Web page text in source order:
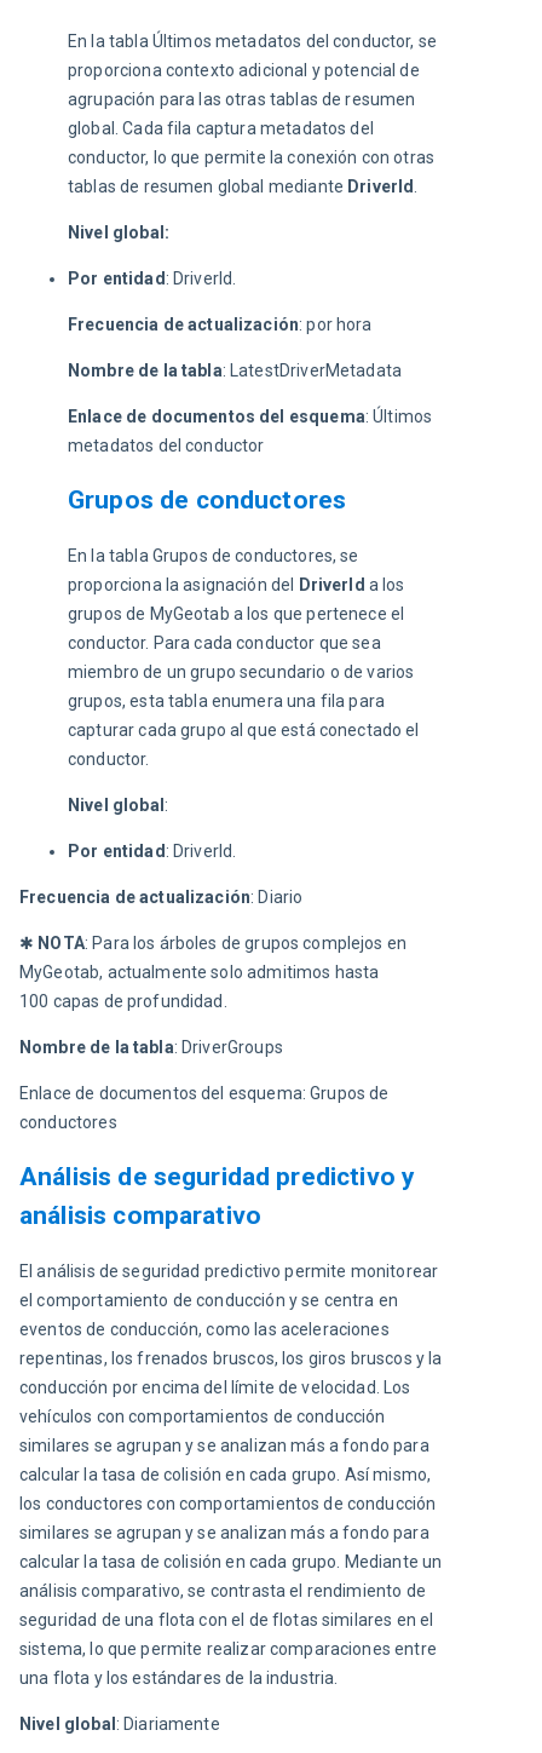
En la tabla Últimos metadatos del conductor, se
proporciona contexto adicional y potencial de
agrupación para las otras tablas de resumen
global. Cada fila captura metadatos del
conductor, lo que permite la conexión con otras
tablas de resumen global mediante DriverId
Nivel global:
Por entidad : DriverId.
Frecuencia de actualización: por hora
Nombre de la tabla: LatestDriverMetadata
Enlace de documentos del esquema: Últimos
metadatos del conductor
Grupos de conductores
En la tabla Grupos de conductores, se
proporciona la asignación del
DriverId a los
grupos de MyGeotab a los que pertenece el
conductor. Para cada conductor que sea
miembro de un grupo secundario o de varios
grupos, esta tabla enumera una fila para
capturar cada grupo al que está conectado el
conductor.
Nivel global :
Por entidad : DriverId.
Frecuencia de actualización: Diario
✱ NOTA: Para los árboles de grupos complejos en
MyGeotab, actualmente solo admitimos hasta
100 capas de profundidad.
Nombre de la tabla: DriverGroups
Enlace de documentos del esquema: Grupos de
conductores
Análisis de seguridad predictivo y
análisis comparativo
El análisis de seguridad predictivo permite monitorear
el comportamiento de conducción y se centra en
eventos de conducción, como las aceleraciones
repentinas, los frenados bruscos, los giros bruscos y la
conducción por encima del límite de velocidad. Los
vehículos con comportamientos de conducción
similares se agrupan y se analizan más a fondo para
calcular la tasa de colisión en cada grupo. Así mismo,
los conductores con comportamientos de conducción
similares se agrupan y se analizan más a fondo para
calcular la tasa de colisión en cada grupo. Mediante un
análisis comparativo, se contrasta el rendimiento de
seguridad de una flota con el de flotas similares en el
sistema, lo que permite realizar comparaciones entre
una flota y los estándares de la industria.
Nivel global: Diariamente